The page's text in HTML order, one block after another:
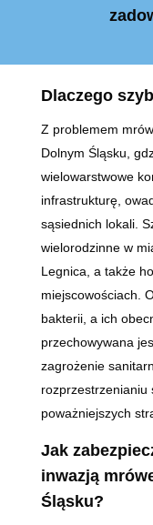
Dlaczego
Z problemem
Dolnym Śląsku,
wielowarstwowe
infrastrukturę,
sąsiednich lokali.
wielorodzinne w
Legnica, a także
miejscowościach.
bakterii, a ich
przechowywana
zagrożenie
rozprzestrzenianiu
poważniejszych
Jak
inwazją
Śląsku?